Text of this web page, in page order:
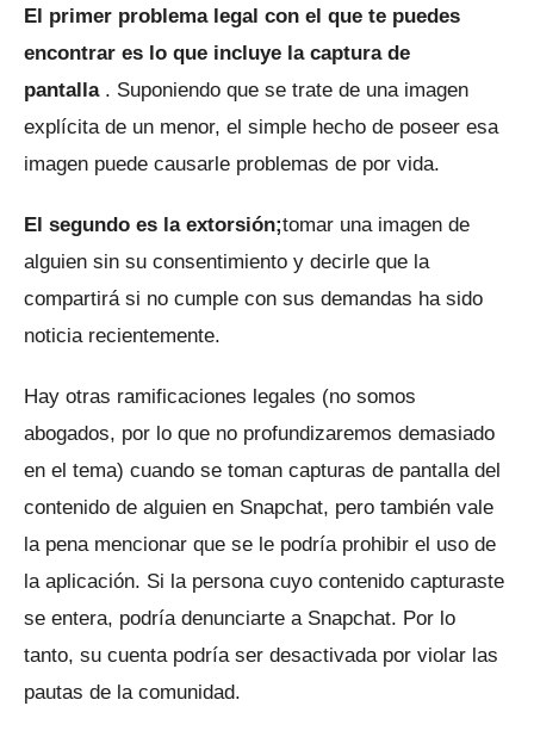
El primer problema legal con el que te puedes
encontrar es lo que incluye la captura de
pantalla. Suponiendo que se trate de una imagen
explícita de un menor, el simple hecho de poseer esa
imagen puede causarle problemas de por vida.
El segundo es la extorsión;tomar una imagen de
alguien sin su consentimiento y decirle que la
compartirá si no cumple con sus demandas ha sido
noticia recientemente.
Hay otras ramificaciones legales (no somos
abogados, por lo que no profundizaremos demasiado
en el tema) cuando se toman capturas de pantalla del
contenido de alguien en Snapchat, pero también vale
la pena mencionar que se le podría prohibir el uso de
la aplicación. Si la persona cuyo contenido capturaste
se entera, podría denunciarte a Snapchat. Por lo
tanto, su cuenta podría ser desactivada por violar las
pautas de la comunidad.